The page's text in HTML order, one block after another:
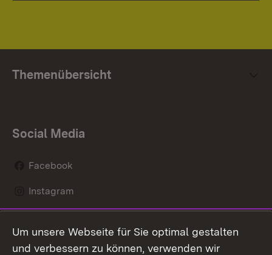
Themenübersicht
Social Media
Facebook
Instagram
Mastodon
Um unsere Webseite für Sie optimal gestalten
und verbessern zu können, verwenden wir